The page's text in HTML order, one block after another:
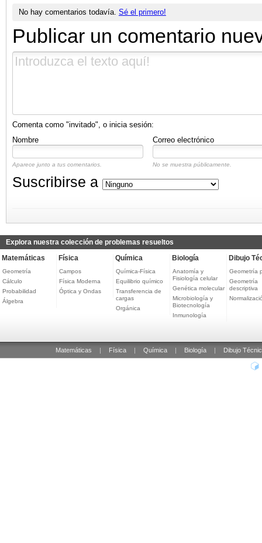
No hay comentarios todavía. Sé el primero!
Publicar un comentario
Comenta como "invitado", o inicia sesión:
Nombre
Correo electrónico
Aparece junto a tus comentarios. No se muestra públicamente.
Suscribirse a
Explora nuestra colección de problemas resueltos
Matemáticas
Geometría
Cálculo
Probabilidad
Álgebra
Física
Campos
Física Moderna
Óptica y Ondas
Química
Química-Física
Equilibrio químico
Transferencia de
cargas
Orgánica
Biología
Anatomía y
Fisiología celular
Genética molecular
Microbiología y
Biotecnología
Inmunología
Dibujo
Geometría
Geometría
descriptiva
Matemáticas Física Química Biología Dibujo